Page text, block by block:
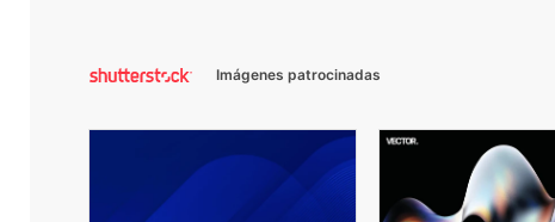
Imágenes patrocinadas